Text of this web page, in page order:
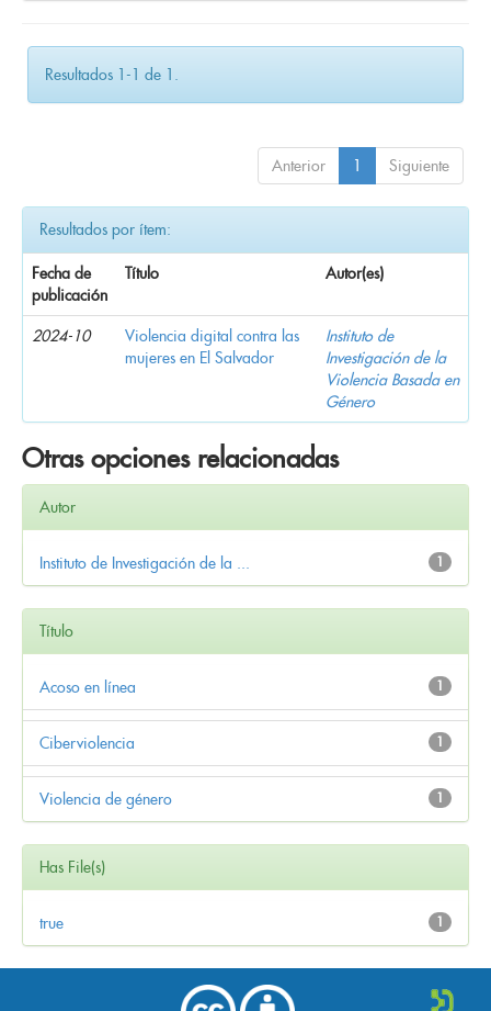
Resultados 1-1 de 1.
Anterior 1 Siguiente
Resultados por ítem:
Fecha de
publicación
Título Autor(es)
2024-10
Violencia digital contra las
mujeres en El Salvador
Instituto de
Investigación de la
Violencia Basada en
Género
Otras opciones relacionadas
Autor
1
Instituto de Investigación de la ...
Título
1
Acoso en línea
1
Ciberviolencia
1
Violencia de género
Has File(s)
1
true